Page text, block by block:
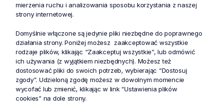
mierzenia ruchu i analizowania sposobu korzystania z naszej
strony internetowej.
Domyślnie włączone są jedynie pliki niezbędne do poprawnego
działania strony. Poniżej możesz zaakceptować wszystkie
rodzaje plików, klikając “Zaakceptuj wszystkie”, lub odmówić
ich używania (z wyjątkiem niezbędnych). Możesz też
dostosować pliki do swoich potrzeb, wybierając “Dostosuj
zgody”. Udzieloną zgodę możesz w dowolnym momencie
wycofać lub zmienić, klikając w link “Ustawienia plików
cookies” na dole strony.